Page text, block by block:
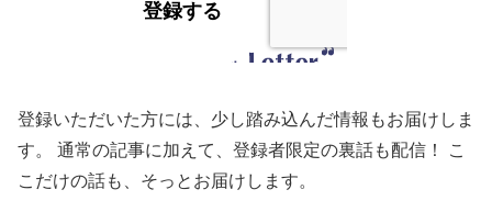
登録いただいた方には、少し踏み込んだ情報もお届けしま
す。 通常の記事に加えて、登録者限定の裏話も配信！ こ
こだけの話も、そっとお届けします。